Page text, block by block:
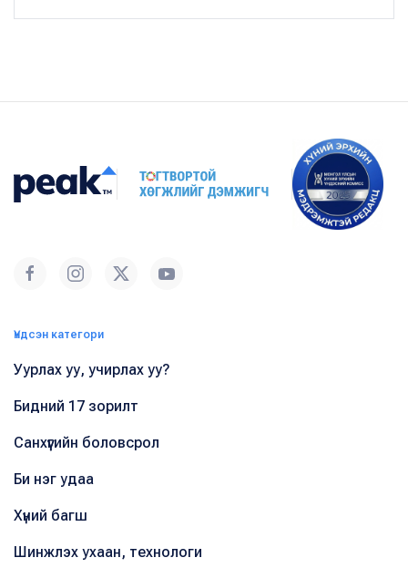
Үндсэн категори
Уурлах уу, учирлах уу?
Бидний 17 зорилт
Санхүүгийн боловсрол
Би нэг удаа
Хүний багш
Шинжлэх ухаан, технологи